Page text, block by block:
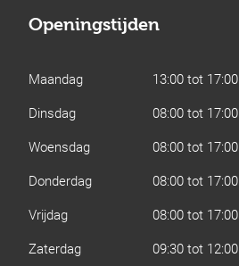
Openingstijden
Maandag
13:00 tot 17:00
Dinsdag
08:00 tot 17:00
Woensdag
08:00 tot 17:00
Donderdag
08:00 tot 17:00
Vrijdag
08:00 tot 17:00
Zaterdag
09:30 tot 12:00